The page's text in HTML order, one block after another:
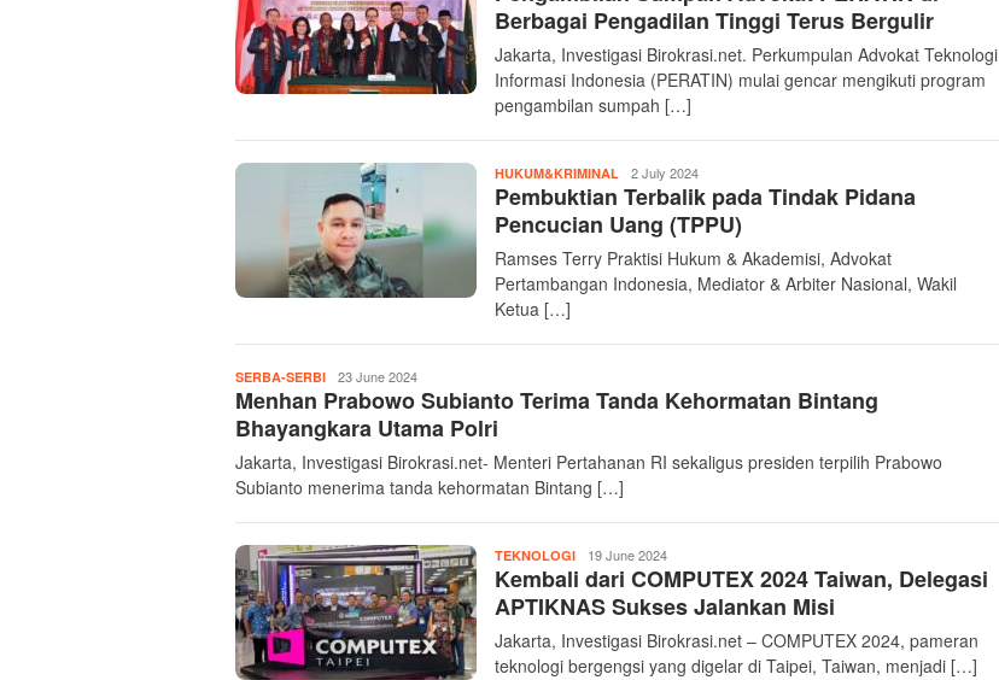
Berbagai Pengadilan Tinggi Terus Bergulir
Jakarta, Investigasi Birokrasi.net. Perkumpulan Advokat Teknologi
Informasi Indonesia (PERATIN) mulai gencar mengikuti program
pengambilan sumpah […]
HUKUM&KRIMINAL InvestigasiBirokrasi
2 July 2024
Pembuktian Terbalik pada Tindak Pidana
Pencucian Uang (TPPU)
Ramses Terry Praktisi Hukum & Akademisi, Advokat
Pertambangan Indonesia, Mediator & Arbiter Nasional, Wakil
Ketua […]
SERBA-SERBI InvestigasiBirokrasi
23 June 2024
Menhan Prabowo Subianto Terima Tanda Kehormatan Bintang
Bhayangkara Utama Polri
Jakarta, Investigasi Birokrasi.net- Menteri Pertahanan RI sekaligus presiden terpilih Prabowo
Subianto menerima tanda kehormatan Bintang […]
TEKNOLOGI InvestigasiBirokrasi
19 June 2024
Kembali dari COMPUTEX 2024 Taiwan, Delegasi
APTIKNAS Sukses Jalankan Misi
Jakarta, Investigasi Birokrasi.net – COMPUTEX 2024, pameran
teknologi bergengsi yang digelar di Taipei, Taiwan, menjadi […]